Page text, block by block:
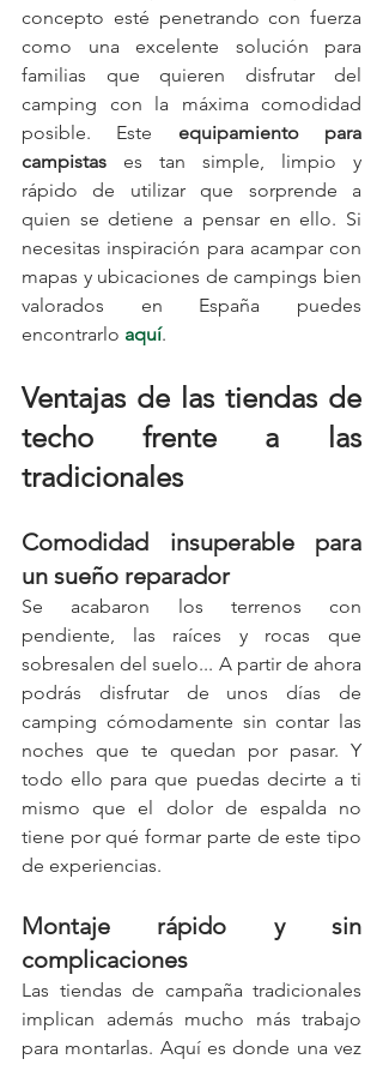
concepto esté penetrando con fuerza
como una excelente solución para
familias que quieren disfrutar del
camping con la máxima comodidad
posible. Este equipamiento para
campistas es tan simple, limpio y
rápido de utilizar que sorprende a
quien se detiene a pensar en ello. Si
necesitas inspiración para acampar con
mapas y ubicaciones de campings bien
valorados en España puedes
encontrarlo aquí.
Ventajas de las tiendas de
techo frente a las
tradicionales
Comodidad insuperable para
un sueño reparador
Se acabaron los terrenos con
pendiente, las raíces y rocas que
sobresalen del suelo... A partir de ahora
podrás disfrutar de unos días de
camping cómodamente sin contar las
noches que te quedan por pasar. Y
todo ello para que puedas decirte a ti
mismo que el dolor de espalda no
tiene por qué formar parte de este tipo
de experiencias.
Montaje rápido y sin
complicaciones
Las tiendas de campaña tradicionales
implican además mucho más trabajo
para montarlas. Aquí es donde una vez